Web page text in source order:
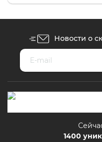
Новости о
1400